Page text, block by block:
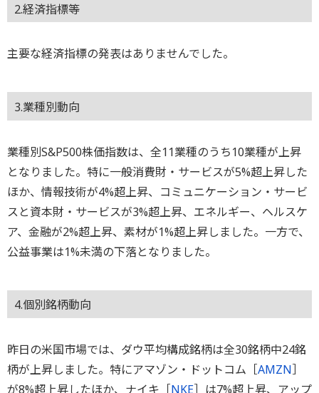
2.経済指標等
主要な経済指標の発表はありませんでした。
3.業種別動向
業種別S&P500株価指数は、全11業種のうち10業種が上昇
となりました。特に一般消費財・サービスが5%超上昇した
ほか、情報技術が4%超上昇、コミュニケーション・サービ
スと資本財・サービスが3%超上昇、エネルギー、ヘルスケ
ア、金融が2%超上昇、素材が1%超上昇しました。一方で、
公益事業は1%未満の下落となりました。
4.個別銘柄動向
昨日の米国市場では、ダウ平均構成銘柄は全30銘柄中24銘
柄が上昇しました。特にアマゾン・ドットコム［AMZN］
が8%超上昇したほか、ナイキ［NKE］は7%超上昇、アップ